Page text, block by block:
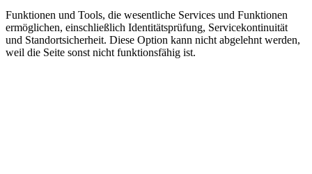
Funktionen und Tools, die wesentliche Services und Funktionen
ermöglichen, einschließlich Identitätsprüfung, Servicekontinuität
und Standortsicherheit. Diese Option kann nicht abgelehnt werden,
weil die Seite sonst nicht funktionsfähig ist.